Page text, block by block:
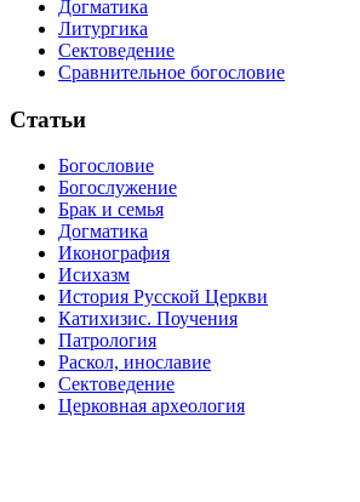
Догматика
Литургика
Сектоведение
Сравнительное богословие
Статьи
Богословие
Богослужение
Брак и семья
Догматика
Иконография
Исихазм
История Русской Церкви
Катихизис. Поучения
Патрология
Раскол, инославие
Сектоведение
Церковная археология